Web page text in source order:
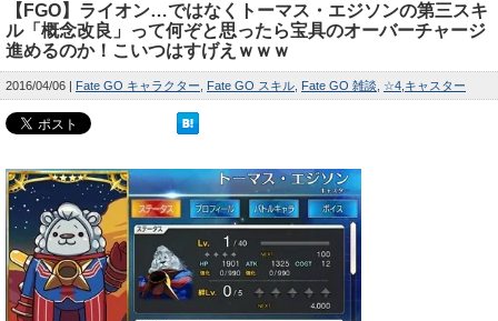
【FGO】ライオン…ではなくトーマス・エジソンの第三スキ
ル「概念改良」って何ぞと思ったら宝具のオーバーチャージ
進めるのか！こいつはすげえｗｗｗ
2016/04/06 Fate GO キャラクター Fate GO スキル Fate GO 雑談 ☆4 キャスター